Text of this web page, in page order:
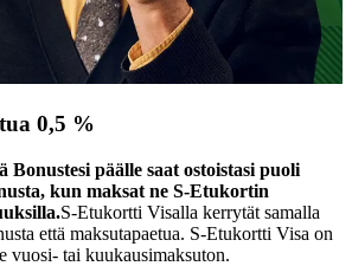
0,5 %
Bonustesi päälle saat ostoistasi puoli
kun maksat ne S-Etukortin
S-Etukortti Visalla kerrytät samalla
että maksutapaetua. S-Etukortti Visa on
vuosi- tai kuukausimaksuton.